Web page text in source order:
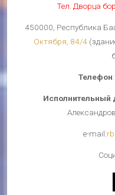
Тел. Дворца
450000, Республика
Октября, 84/4
Телефон:
Исполнительный
е-mail: